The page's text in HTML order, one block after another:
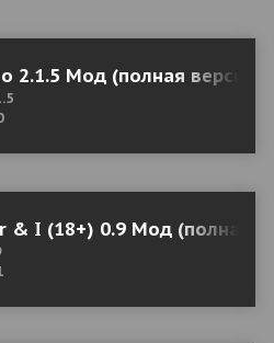
2.1.5 Мод (полная версия)
& I (18+) 0.9 Мод (полная